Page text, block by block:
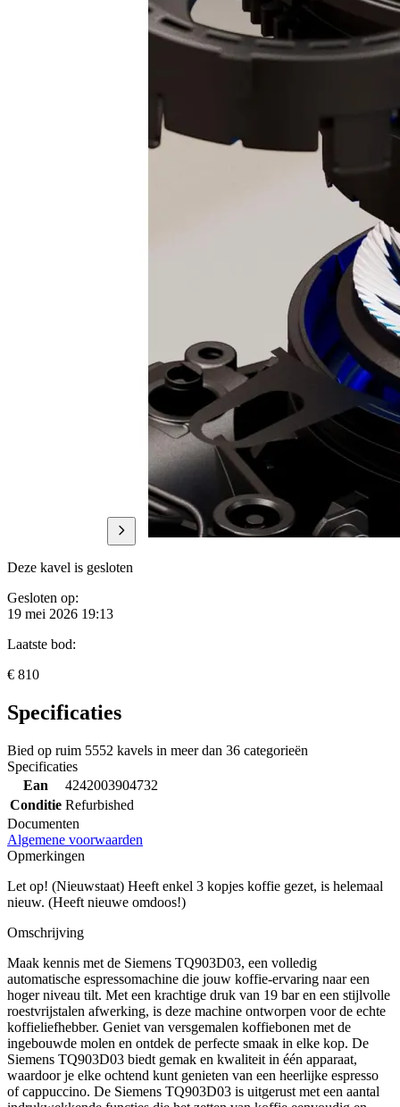
Deze kavel is gesloten
Gesloten op:
19 mei 2026 19:13
Laatste bod:
€ 810
Specificaties
Bied op ruim 5552 kavels in meer dan 36 categorieën
Specificaties
Ean
4242003904732
Conditie Refurbished
Documenten
Algemene voorwaarden
Opmerkingen
Let op! (Nieuwstaat) Heeft enkel 3 kopjes koffie gezet, is helemaal
nieuw. (Heeft nieuwe omdoos!)
Omschrijving
Maak kennis met de Siemens TQ903D03, een volledig
automatische espressomachine die jouw koffie-ervaring naar een
hoger niveau tilt. Met een krachtige druk van 19 bar en een stijlvolle
roestvrijstalen afwerking, is deze machine ontworpen voor de echte
koffieliefhebber. Geniet van versgemalen koffiebonen met de
ingebouwde molen en ontdek de perfecte smaak in elke kop. De
Siemens TQ903D03 biedt gemak en kwaliteit in één apparaat,
waardoor je elke ochtend kunt genieten van een heerlijke espresso
of cappuccino. De Siemens TQ903D03 is uitgerust met een aantal